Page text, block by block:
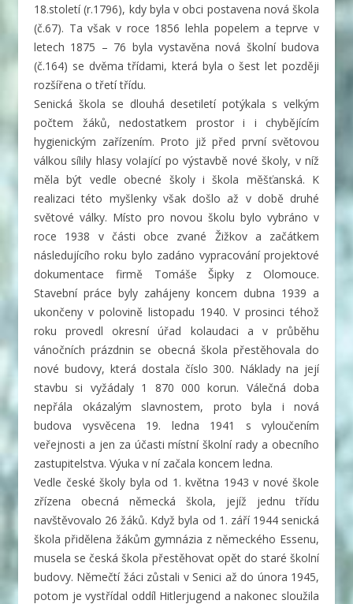
18.století (r.1796), kdy byla v obci postavena nová škola
(č.67). Ta však v roce 1856 lehla popelem a teprve v
letech 1875 – 76 byla vystavěna nová školní budova
(č.164) se dvěma třídami, která byla o šest let později
rozšířena o třetí třídu.
Senická škola se dlouhá desetiletí potýkala s velkým
počtem žáků, nedostatkem prostor i i chybějícím
hygienickým zařízením. Proto již před první světovou
válkou sílily hlasy volající po výstavbě nové školy, v níž
měla být vedle obecné školy i škola měšťanská. K
realizaci této myšlenky však došlo až v době druhé
světové války. Místo pro novou školu bylo vybráno v
roce 1938 v části obce zvané Žižkov a začátkem
následujícího roku bylo zadáno vypracování projektové
dokumentace firmě Tomáše Šipky z Olomouce.
Stavební práce byly zahájeny koncem dubna 1939 a
ukončeny v polovině listopadu 1940. V prosinci téhož
roku provedl okresní úřad kolaudaci a v průběhu
vánočních prázdnin se obecná škola přestěhovala do
nové budovy, která dostala číslo 300. Náklady na její
stavbu si vyžádaly 1 870 000 korun. Válečná doba
nepřála okázalým slavnostem, proto byla i nová
budova vysvěcena 19. ledna 1941 s vyloučením
veřejnosti a jen za účasti místní školní rady a obecního
zastupitelstva. Výuka v ní začala koncem ledna.
Vedle české školy byla od 1. května 1943 v nové škole
zřízena obecná německá škola, jejíž jednu třídu
navštěvovalo 26 žáků. Když byla od 1. září 1944 senická
škola přidělena žákům gymnázia z německého Essenu,
musela se česká škola přestěhovat opět do staré školní
budovy. Němečtí žáci zůstali v Senici až do února 1945,
potom je vystřídal oddíl Hitlerjugend a nakonec sloužila